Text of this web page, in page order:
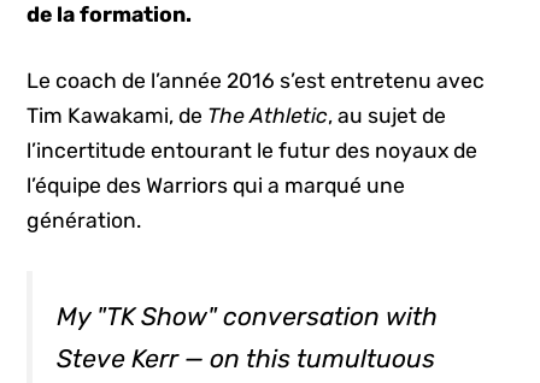
de la formation.
Le coach de l’année 2016 s’est entretenu avec
Tim Kawakami, de The Athletic, au sujet de
l’incertitude entourant le futur des noyaux de
l’équipe des Warriors qui a marqué une
génération.
My "TK Show" conversation with
Steve Kerr — on this tumultuous